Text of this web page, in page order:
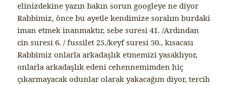
elinizdekine yazın bakın sorun googleye ne diyor
Rabbimiz, önce bu ayetle kendimize soralım burdaki
iman etmek inanmaktır, sebe suresi 41. /Ardından
cin suresi 6. / fussilet 25./keyf suresi 50., kısacası
Rabbimiz onlarla arkadaşlık etmemizi yasaklıyor,
onlarla arkadaşlık edeni cehennemimden hiç
çıkarmayacak odunlar olarak yakacağım diyor, tercih